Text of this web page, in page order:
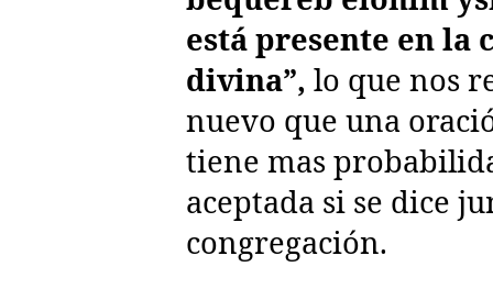
está presente en la
divina”,lo que nos
nuevo que una
tiene mas
aceptada si se dice
congregación.